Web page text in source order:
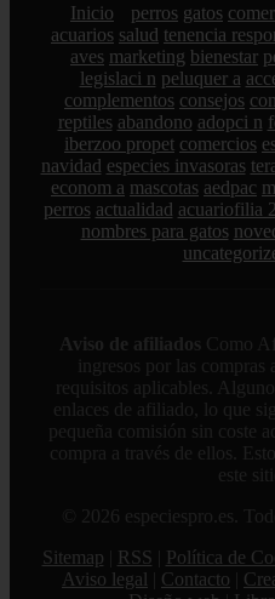
Inicio perros gatos
acuarios salud tenencia
aves marketing bienestar
legislaci n peluquer a
complementos consejos
reptiles abandono adopci n
iberzoo propet comercios
navidad especies invasoras
econom a mascotas aedpac
perros actualidad acuariofilia 2
nombres para gatos
Aviso de afiliados Como
ingresos por las
requisitos aplicables.
enlaces de afiliado, lo que
pequeña comisión sin coste
compra a través de ellos.
este
© 2026 especiespro.es.
Sitemap
RSS Política de
Aviso legal
Contacto